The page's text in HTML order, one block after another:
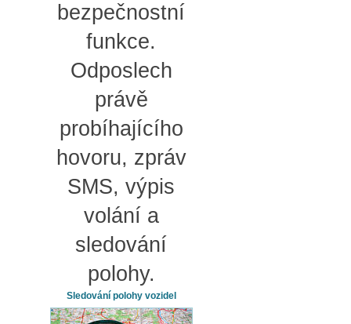
bezpečnostní
funkce.
Odposlech
právě
probíhajícího
hovoru, zpráv
SMS, výpis
volání a
sledování
polohy.
Sledování polohy vozidel